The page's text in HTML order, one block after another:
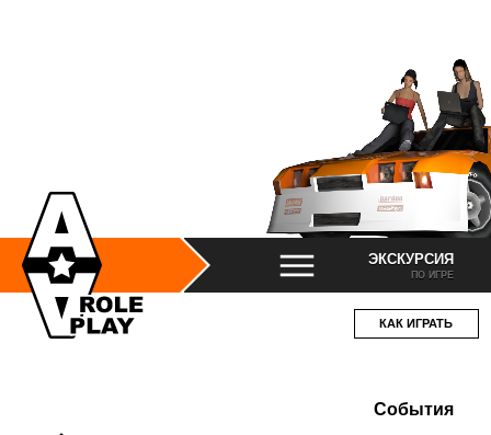
ЭКСКУРСИЯ
ПО ИГРЕ
КАК ИГРАТЬ
События